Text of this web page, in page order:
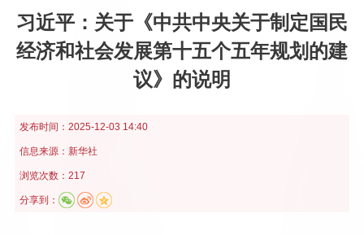
习近平：关于《中共中央关于制定国民
经济和社会发展第十五个五年规划的建
议》的说明
发布时间： 2025-12-03 14:40
信息来源： 新华社
浏览次数：217
分享到：